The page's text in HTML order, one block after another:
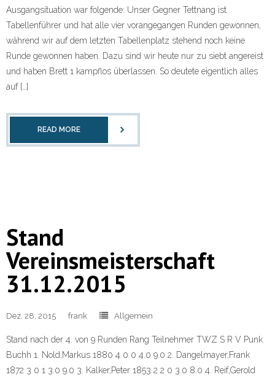
Ausgangsituation war folgende: Unser Gegner Tettnang ist
Tabellenführer und hat alle vier vorangegangen Runden gewonnen,
während wir auf dem letzten Tabellenplatz stehend noch keine
Runde gewonnen haben. Dazu sind wir heute nur zu siebt angereist
und haben Brett 1 kampflos überlassen. So deutete eigentlich alles
auf […]
READ MORE
Stand
Vereinsmeisterschaft
31.12.2015
Dez. 28, 2015 frank Allgemein
Stand nach der 4. von 9 Runden Rang Teilnehmer TWZ S R V Punk
Buchh 1. Nold,Markus 1880 4 0 0 4.0 9.0 2. Dangelmayer,Frank
1872 3 0 1 3.0 9.0 3. Kalker,Peter 1853 2 2 0 3.0 8.0 4. Reif,Gerold